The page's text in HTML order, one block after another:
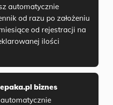
automatycznie
od razu po założeniu
od rejestracji na
ilości
biznes